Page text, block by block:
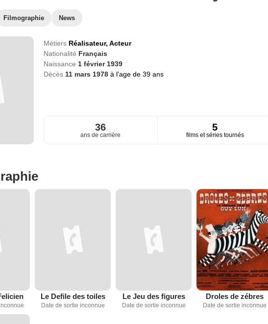
Filmographie News
Métiers Réalisateur, Acteur
Nationalité Français
Naissance 1 février 1939
Décès 11 mars 1978 à l'age de 39 ans
36
ans de carrière
5
films et séries tournés
Le Defile des toiles
Date de sortie inconnue
Le Jeu des figures
Date de sortie inconnue
Droles de zébres
Date de sortie inconnue